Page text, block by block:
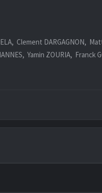
Clement DARGAGNON,
Yamin ZOURIA, Franck